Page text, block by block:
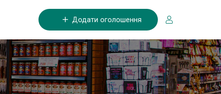
Додати оголошення